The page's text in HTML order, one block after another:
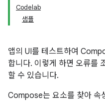
Codelab
샘플
앱의 UI를 테스트하여
합니다. 이렇게 하면 오류를
할 수 있습니다.
Compose는 요소를 찾아 속